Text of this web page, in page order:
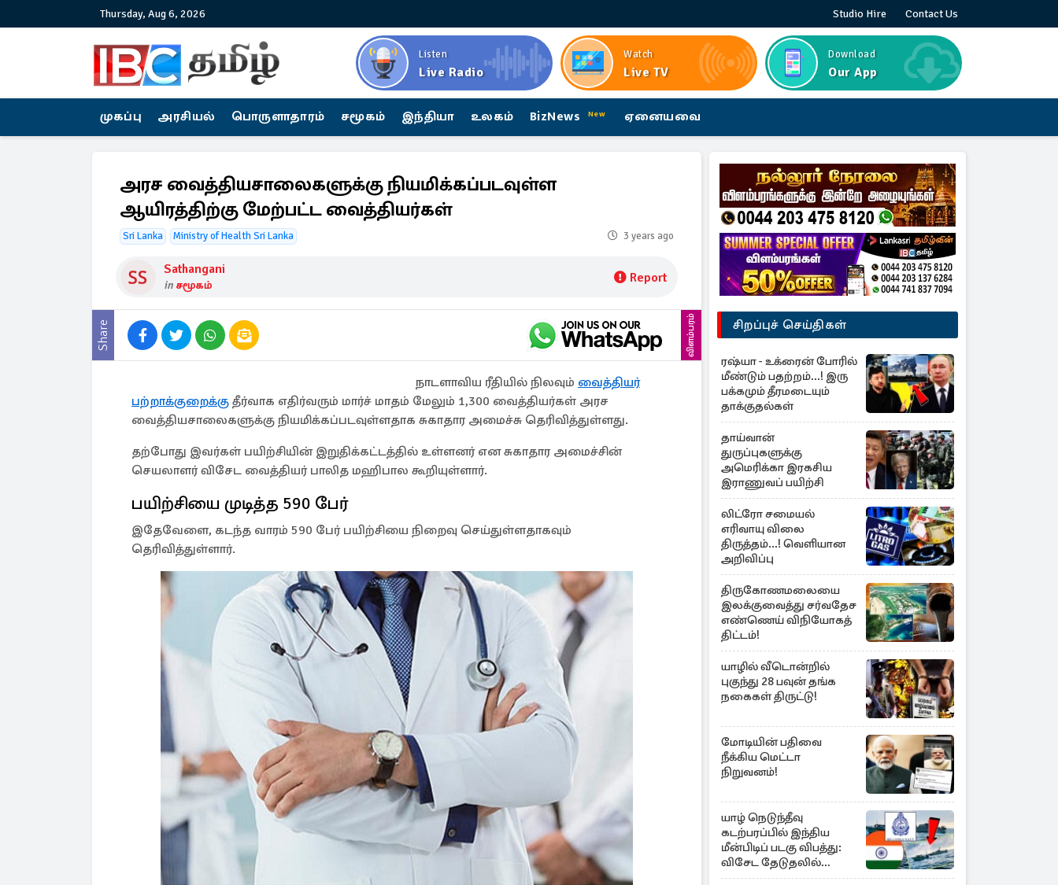
Thursday, Aug 6, 2026 Studio Hire Contact Us
Listen
Live Radio
Watch
Live TV
Download
Our App
முகப்பு அரசியல் பொருளாதாரம் சமூகம் இந்தியா உலகம் BizNews New ஏனையவை
அரச வைத்தியசாலைகளுக்கு நியமிக்கப்படவுள்ள
ஆயிரத்திற்கு மேற்பட்ட வைத்தியர்கள்
Sri Lanka Ministry of Health Sri Lanka 3 years ago
Sathangani
in சமூகம் Report
Share விளம்பரம்
நாடளாவிய ரீதியில் நிலவும் வைத்தியர்
பற்றாக்குறைக்கு தீர்வாக எதிர்வரும் மார்ச் மாதம் மேலும் 1,300 வைத்தியர்கள் அரச
வைத்தியசாலைகளுக்கு நியமிக்கப்படவுள்ளதாக சுகாதார அமைச்சு தெரிவித்துள்ளது.
தற்போது இவர்கள் பயிற்சியின் இறுதிக்கட்டத்தில் உள்ளனர் என சுகாதார அமைச்சின்
செயலாளர் விசேட வைத்தியர் பாலித மஹிபால கூறியுள்ளார்.
பயிற்சியை முடித்த 590 பேர்
இதேவேளை, கடந்த வாரம் 590 பேர் பயிற்சியை நிறைவு செய்துள்ளதாகவும்
தெரிவித்துள்ளார்.
சிறப்புச் செய்திகள்
ரஷ்யா - உக்ரைன் போரில்
மீண்டும் பதற்றம்...! இரு
பக்கமும் தீரமடையும்
தாக்குதல்கள்
தாய்வான்
துருப்புகளுக்கு
அமெரிக்கா இரகசிய
இராணுவப் பயிற்சி
லிட்ரோ சமையல்
எரிவாயு விலை
திருத்தம்...! வெளியான
அறிவிப்பு
திருகோணமலையை
இலக்குவைத்து சர்வதேச
எண்ணெய் விநியோகத்
திட்டம்!
யாழில் வீடொன்றில்
புகுந்து 28 பவுன் தங்க
நகைகள் திருட்டு!
மோடியின் பதிவை
நீக்கிய மெட்டா
நிறுவனம்!
யாழ் நெடுந்தீவு
கடற்பரப்பில் இந்திய
மீன்பிடிப் படகு விபத்து:
விசேட தேடுதலில்
இலங்கை கடற்படை